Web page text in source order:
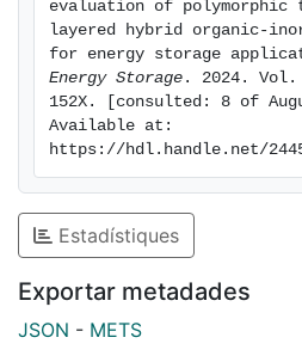
evaluation of
layered hybrid organic-
for energy storage
Energy Storage . 2024. Vol.
152X. [consulted: 8 of
Available at:
https://hdl.handle.net/
Estadístiques
Exportar metadades
JSON - METS